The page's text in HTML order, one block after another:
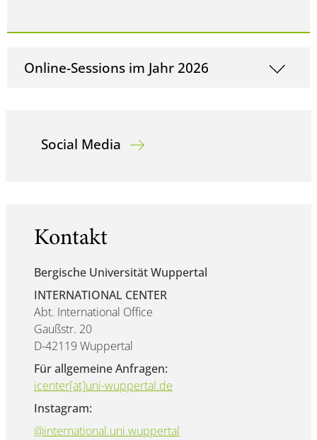
Online-Sessions im Jahr 2026
Social Media
Kontakt
Bergische Universität Wuppertal
INTERNATIONAL CENTER
Abt. International Office
Gaußstr. 20
D-42119 Wuppertal
Für allgemeine Anfragen:
icenter[at]uni-wuppertal.de
Instagram:
@international.uni.wuppertal